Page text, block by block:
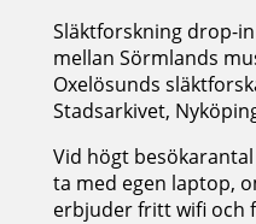
Släktforskning drop-
mellan Sörmlands
Oxelösunds
Stadsarkivet,
Vid högt
ta med egen laptop,
erbjuder fritt wifi och